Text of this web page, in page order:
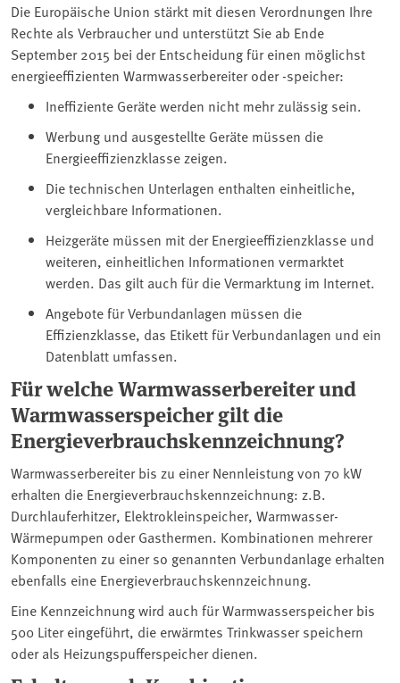
Die Europäische Union stärkt mit diesen Verordnungen Ihre
Rechte als Verbraucher und unterstützt Sie ab Ende
September 2015 bei der Entscheidung für einen möglichst
energieeffizienten Warmwasserbereiter oder -speicher:
Ineffiziente Geräte werden nicht mehr zulässig sein.
Werbung und ausgestellte Geräte müssen die
Energieeffizienzklasse zeigen.
Die technischen Unterlagen enthalten einheitliche,
vergleichbare Informationen.
Heizgeräte müssen mit der Energieeffizienzklasse und
weiteren, einheitlichen Informationen vermarktet
werden. Das gilt auch für die Vermarktung im Internet.
Angebote für Verbundanlagen müssen die
Effizienzklasse, das Etikett für Verbundanlagen und ein
Datenblatt umfassen.
Für welche Warmwasserbereiter und
Warmwasserspeicher gilt die
Energieverbrauchskennzeichnung?
Warmwasserbereiter bis zu einer Nennleistung von 70 kW
erhalten die Energieverbrauchskennzeichnung: z.B.
Durchlauferhitzer, Elektrokleinspeicher, Warmwasser-
Wärmepumpen oder Gasthermen. Kombinationen mehrerer
Komponenten zu einer so genannten Verbundanlage erhalten
ebenfalls eine Energieverbrauchskennzeichnung.
Eine Kennzeichnung wird auch für Warmwasserspeicher bis
500 Liter eingeführt, die erwärmtes Trinkwasser speichern
oder als Heizungspufferspeicher dienen.